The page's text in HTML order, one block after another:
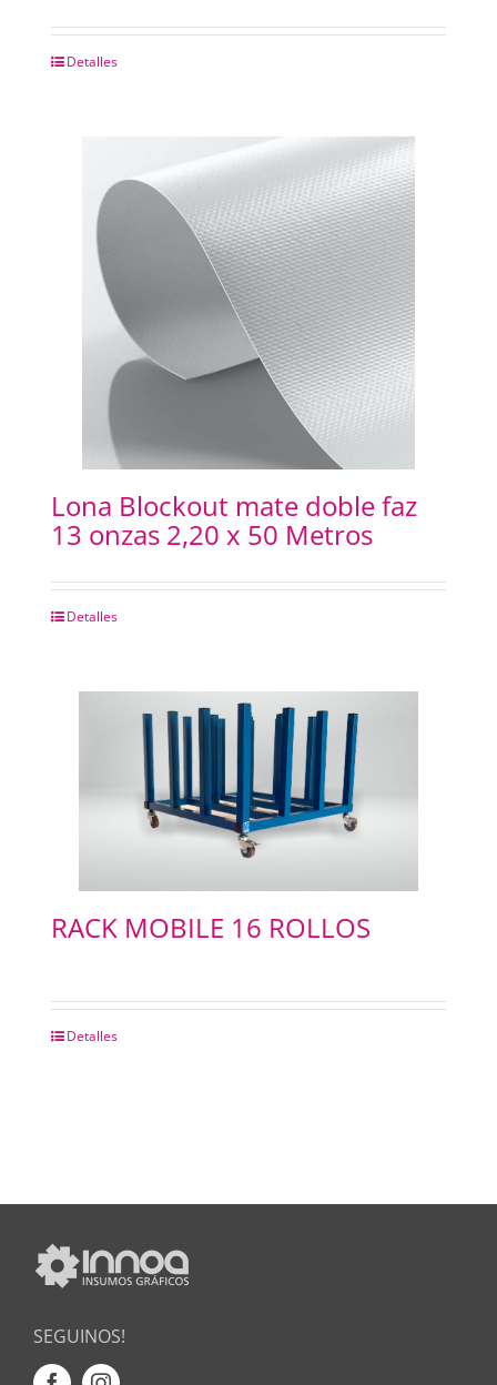
Detalles
Lona Blockout mate doble faz
13 onzas 2,20 x 50 Metros
Detalles
RACK MOBILE 16 ROLLOS
Detalles
SEGUINOS!